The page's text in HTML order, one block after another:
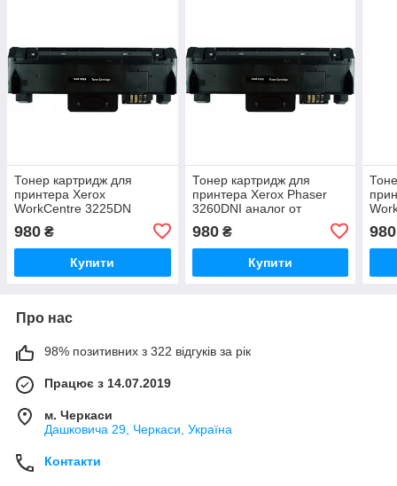
Тонер картридж для
принтера Xerox
WorkCentre 3225DN
106R02778
980 ₴
Купити
Тонер картридж для
принтера Xerox Phaser
3260DNI аналог от
980₴
Купити
980
Про нас
98% позитивних з 322 відгуків за рік
Працює з 14.07.2019
м. Черкаси
Дашковича 29, Черкаси, Україна
Контакти